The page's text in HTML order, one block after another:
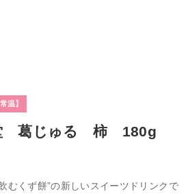
温】
堂 葛じゅる 柿 180g
むくず餅”の新しいスイーツドリンクで